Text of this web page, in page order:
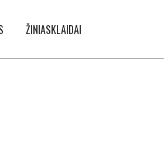
ŽINIASKLAIDAI